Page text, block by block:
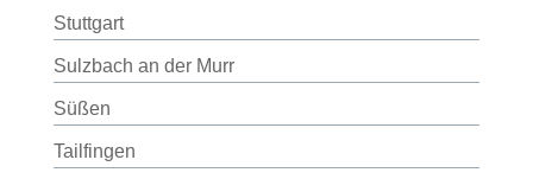
Stuttgart
Sulzbach an der Murr
Süßen
Tailfingen